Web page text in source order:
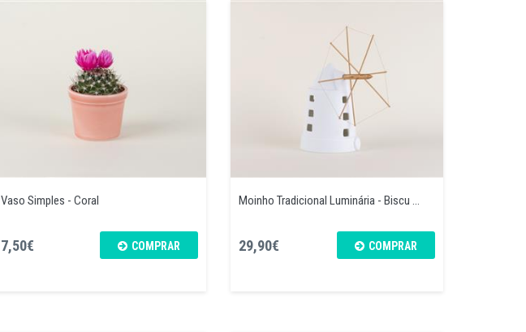
Vaso Simples - Coral
7,50€ COMPRAR
Moinho Tradicional Luminária - Biscu ...
29,90€ COMPRAR